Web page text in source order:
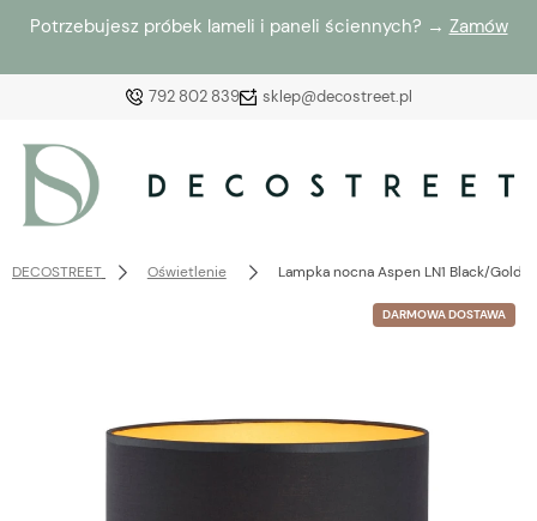
Potrzebujesz próbek lameli i paneli ściennych? → Zamów
792 802 839 sklep@decostreet.pl
Załóż konto
zaloguj się, aby przywrócić dodane produkty do listy
z poprzedniej sesji.
DECOSTREET Oświetlenie Lampka nocna Aspen LN1 Black/Gold
DARMOWA DOSTAWA